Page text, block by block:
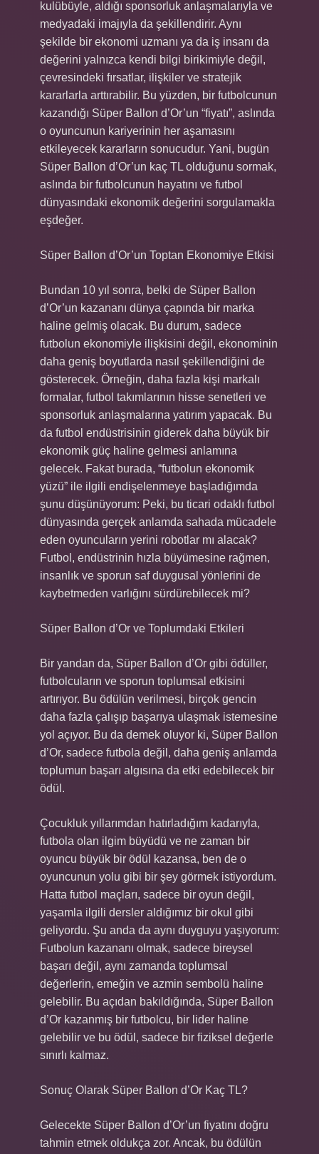
kulübüyle, aldığı sponsorluk anlaşmalarıyla ve
medyadaki imajıyla da şekillendirir. Aynı
şekilde bir ekonomi uzmanı ya da iş insanı da
değerini yalnızca kendi bilgi birikimiyle değil,
çevresindeki fırsatlar, ilişkiler ve stratejik
kararlarla arttırabilir. Bu yüzden, bir futbolcunun
kazandığı Süper Ballon d’Or’un “fiyatı”, aslında
o oyuncunun kariyerinin her aşamasını
etkileyecek kararların sonucudur. Yani, bugün
Süper Ballon d’Or’un kaç TL olduğunu sormak,
aslında bir futbolcunun hayatını ve futbol
dünyasındaki ekonomik değerini sorgulamakla
eşdeğer.
Süper Ballon d’Or’un Toptan Ekonomiye Etkisi
Bundan 10 yıl sonra, belki de Süper Ballon
d’Or’un kazananı dünya çapında bir marka
haline gelmiş olacak. Bu durum, sadece
futbolun ekonomiyle ilişkisini değil, ekonominin
daha geniş boyutlarda nasıl şekillendiğini de
gösterecek. Örneğin, daha fazla kişi markalı
formalar, futbol takımlarının hisse senetleri ve
sponsorluk anlaşmalarına yatırım yapacak. Bu
da futbol endüstrisinin giderek daha büyük bir
ekonomik güç haline gelmesi anlamına
gelecek. Fakat burada, “futbolun ekonomik
yüzü” ile ilgili endişelenmeye başladığımda
şunu düşünüyorum: Peki, bu ticari odaklı futbol
dünyasında gerçek anlamda sahada mücadele
eden oyuncuların yerini robotlar mı alacak?
Futbol, endüstrinin hızla büyümesine rağmen,
insanlık ve sporun saf duygusal yönlerini de
kaybetmeden varlığını sürdürebilecek mi?
Süper Ballon d’Or ve Toplumdaki Etkileri
Bir yandan da, Süper Ballon d’Or gibi ödüller,
futbolcuların ve sporun toplumsal etkisini
artırıyor. Bu ödülün verilmesi, birçok gencin
daha fazla çalışıp başarıya ulaşmak istemesine
yol açıyor. Bu da demek oluyor ki, Süper Ballon
d’Or, sadece futbola değil, daha geniş anlamda
toplumun başarı algısına da etki edebilecek bir
ödül.
Çocukluk yıllarımdan hatırladığım kadarıyla,
futbola olan ilgim büyüdü ve ne zaman bir
oyuncu büyük bir ödül kazansa, ben de o
oyuncunun yolu gibi bir şey görmek istiyordum.
Hatta futbol maçları, sadece bir oyun değil,
yaşamla ilgili dersler aldığımız bir okul gibi
geliyordu. Şu anda da aynı duyguyu yaşıyorum:
Futbolun kazananı olmak, sadece bireysel
başarı değil, aynı zamanda toplumsal
değerlerin, emeğin ve azmin sembolü haline
gelebilir. Bu açıdan bakıldığında, Süper Ballon
d’Or kazanmış bir futbolcu, bir lider haline
gelebilir ve bu ödül, sadece bir fiziksel değerle
sınırlı kalmaz.
Sonuç Olarak Süper Ballon d’Or Kaç TL?
Gelecekte Süper Ballon d’Or’un fiyatını doğru
tahmin etmek oldukça zor. Ancak, bu ödülün